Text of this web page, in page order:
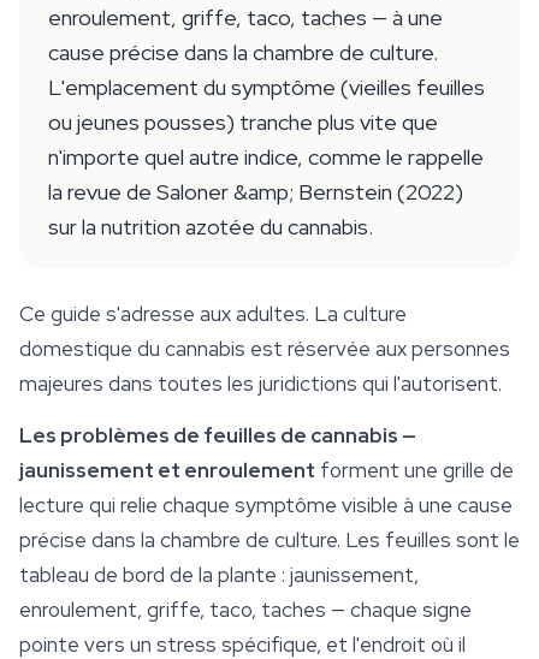
enroulement, griffe, taco, taches — à une
cause précise dans la chambre de culture.
L'emplacement du symptôme (vieilles feuilles
ou jeunes pousses) tranche plus vite que
n'importe quel autre indice, comme le rappelle
la revue de Saloner &amp; Bernstein (2022)
sur la nutrition azotée du cannabis.
Ce guide s'adresse aux adultes. La culture
domestique du cannabis est réservée aux personnes
majeures dans toutes les juridictions qui l'autorisent.
Les problèmes de feuilles de cannabis —
jaunissement et enroulement forment une grille de
lecture qui relie chaque symptôme visible à une cause
précise dans la chambre de culture. Les feuilles sont le
tableau de bord de la plante : jaunissement,
enroulement, griffe, taco, taches — chaque signe
pointe vers un stress spécifique, et l'endroit où il